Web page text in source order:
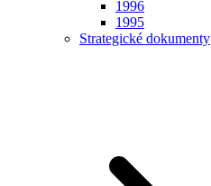
1996
1995
Strategické dokumenty